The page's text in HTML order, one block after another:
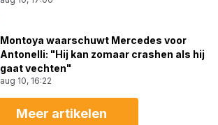
Montoya waarschuwt Mercedes voor
Antonelli: "Hij kan zomaar crashen als hij
gaat vechten"
aug 10, 16:22
Meer artikelen